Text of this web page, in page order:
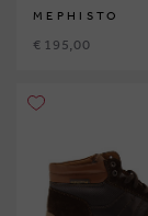
MEPHISTO
€ 195,00